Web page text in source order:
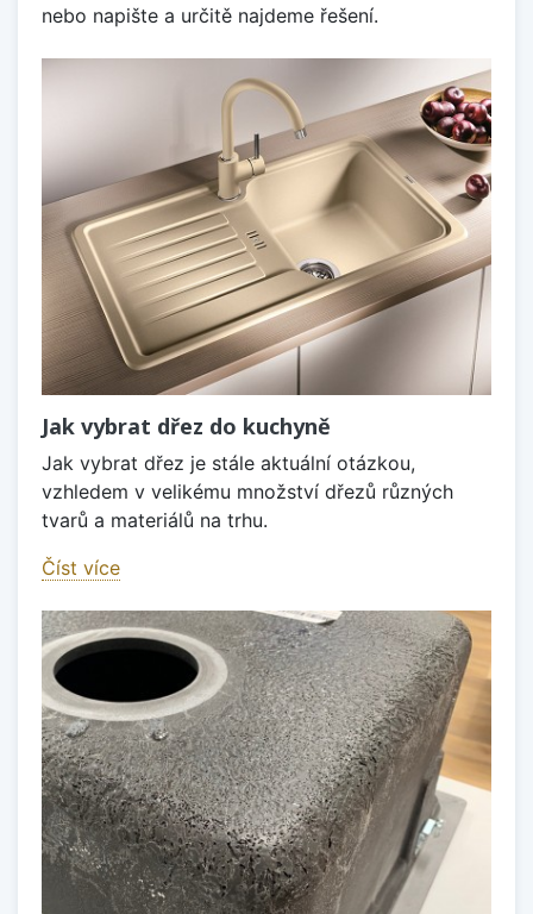
nebo napište a určitě najdeme řešení.
Jak vybrat dřez do kuchyně
Jak vybrat dřez je stále aktuální otázkou,
vzhledem v velikému množství dřezů různých
tvarů a materiálů na trhu.
Číst více